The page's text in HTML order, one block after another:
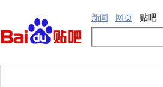
新闻 网页 贴吧